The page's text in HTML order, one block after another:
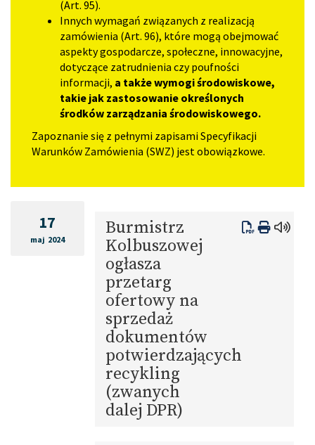
(Art. 95).
Innych wymagań związanych z realizacją
zamówienia (Art. 96), które mogą obejmować
aspekty gospodarcze, społeczne, innowacyjne,
dotyczące zatrudnienia czy poufności
informacji, a także wymogi środowiskowe,
takie jak zastosowanie określonych
środków zarządzania środowiskowego.
Zapoznanie się z pełnymi zapisami Specyfikacji
Warunków Zamówienia (SWZ) jest obowiązkowe.
17
maj 2024
Burmistrz
Kolbuszowej
ogłasza
przetarg
ofertowy na
sprzedaż
dokumentów
potwierdzających
recykling
(zwanych
dalej DPR)